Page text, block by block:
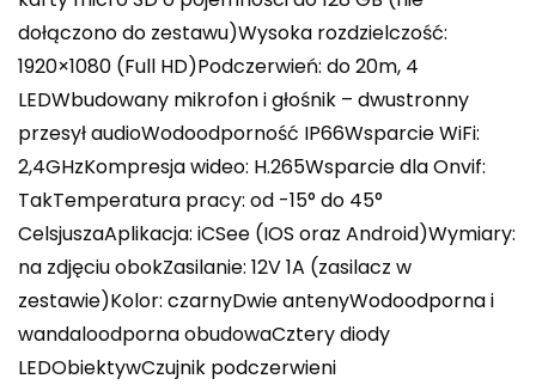
dołączono do zestawu)Wysoka rozdzielczość:
1920×1080 (Full HD)Podczerwień: do 20m, 4
LEDWbudowany mikrofon i głośnik – dwustronny
przesył audioWodoodporność IP66Wsparcie WiFi:
2,4GHzKompresja wideo: H.265Wsparcie dla Onvif:
TakTemperatura pracy: od -15° do 45°
CelsjuszaAplikacja: iCSee (IOS oraz Android)Wymiary:
na zdjęciu obokZasilanie: 12V 1A (zasilacz w
zestawie)Kolor: czarnyDwie antenyWodoodporna i
wandaloodporna obudowaCztery diody
LEDObiektywCzujnik podczerwieni